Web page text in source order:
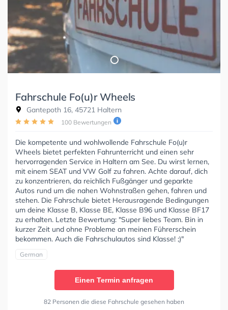
Fahrschule Fo(u)r Wheels
Gantepoth 16, 45721 Haltern
100 Bewertungen
Die kompetente und wohlwollende Fahrschule Fo(u)r
Wheels bietet perfekten Fahrunterricht und einen sehr
hervorragenden Service in Haltern am See. Du wirst lernen,
mit einem SEAT und VW Golf zu fahren. Achte darauf, dich
zu konzentrieren, da reichlich Fußgänger und geparkte
Autos rund um die nahen Wohnstraßen gehen, fahren und
stehen. Die Fahrschule bietet Herausragende Bedingungen
um deine Klasse B, Klasse BE, Klasse B96 und Klasse BF17
zu erhalten. Letzte Bewertung: "Super liebes Team. Bin in
kurzer Zeit und ohne Probleme an meinen Führerschein
bekommen. Auch die Fahrschulautos sind Klasse! ;)"
German
Einen Termin anfragen
82 Personen die diese Fahrschule gesehen haben